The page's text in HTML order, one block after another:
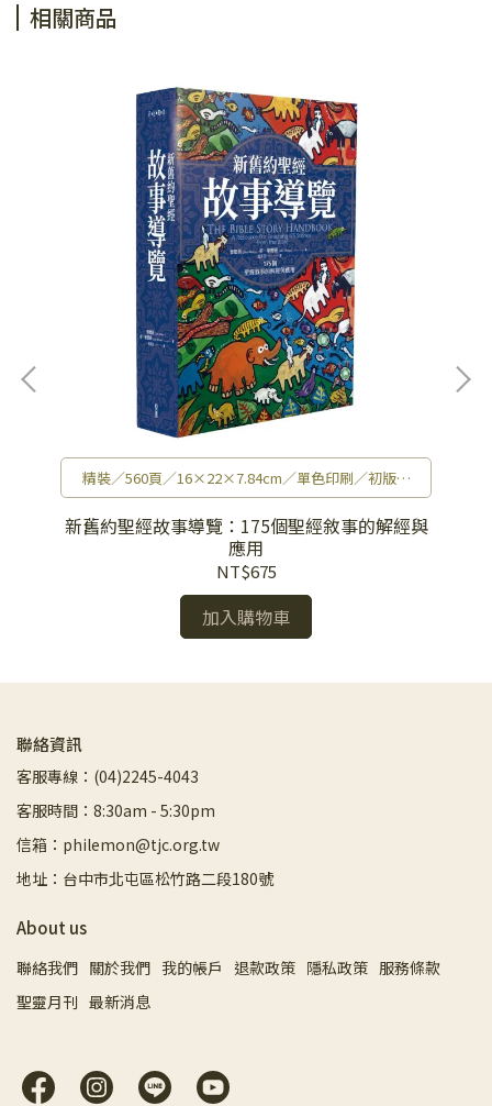
相關商品
精裝／560頁／16×22×7.84cm／單色印刷／初版／
920g
新舊約聖經故事導覽：175個聖經敘事的解經與
應用
NT$675
加入購物車
聯絡資訊
客服專線：(04)2245-4043
客服時間：8:30am - 5:30pm
信箱：philemon@tjc.org.tw
地址：台中市北屯區松竹路二段180號
About us
聯絡我們 關於我們 我的帳戶 退款政策 隱私政策 服務條款
聖靈月刊 最新消息